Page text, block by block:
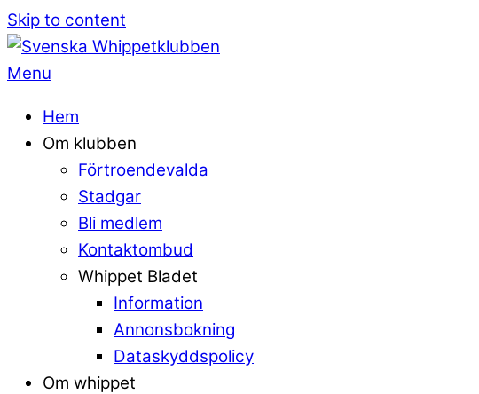
Skip to content
Menu
Hem
Om klubben
Förtroendevalda
Stadgar
Bli medlem
Kontaktombud
Whippet Bladet
Information
Annonsbokning
Dataskyddspolicy
Om whippet